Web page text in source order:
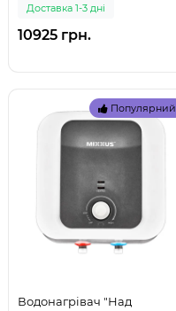
(WH0619) (999)
Доставка 1-3 дні
10925 грн.
Популярний
Водонагрівач "Над